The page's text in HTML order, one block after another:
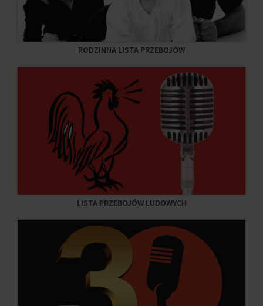
RODZINNA LISTA PRZEBOJÓW
LISTA PRZEBOJÓW LUDOWYCH